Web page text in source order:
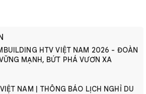
HTV VIỆT NAM 2026 - ĐOÀN
MẠNH, BỨT PHÁ VƯƠN XA
NAM | THÔNG BÁO LỊCH NGHỈ DU